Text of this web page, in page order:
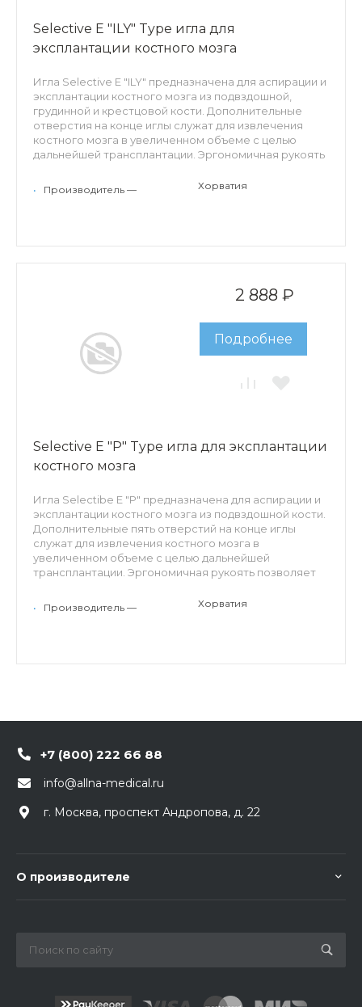
Selective E "ILY" Type игла для
эксплантации костного мозга
Игла Selective E "ILY" предназначена для аспирации и
эксплантации костного мозга из подвздошной,
грудинной и крестцовой кости. Дополнительные
отверстия на конце иглы служат для извлечения
костного мозга в увеличенном объеме с целью
дальнейшей трансплантации. Эргономичная рукоять
в руке врача, что способствует снижению нагрузки и
облегчает проведение процедуры. Заточка кончика
эргономичная рукоять, стальной коннектор Луер-
Лок, ограничитель глубины проникновения, 2
• Производитель — Хорватия
2 888 ₽
Подробнее
Selective E "P" Type игла для эксплантации
костного мозга
Игла Selectibe E "P" предназначена для аспирации и
эксплантации костного мозга из подвздошной кости.
Дополнительные пять отверстий на конце иглы
служат для извлечения костного мозга в
увеличенном объеме с целью дальнейшей
трансплантации. Эргономичная рукоять позволяет
врача, что способствует снижению нагрузки и
облегчает проведение процедуры. Заточка кончика
Лок, ограничитель глубины проникновения, 5
• Производитель — Хорватия
+7 (800) 222 66 88
info@allna-medical.ru
г. Москва, проспект Андропова, д. 22
О производителе